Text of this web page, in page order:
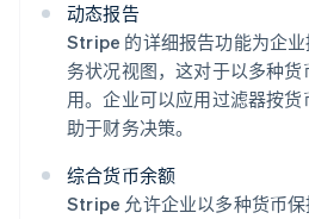
动态报告
Stripe 的详细报告功能为企
务状况视图，这对于以多种
用。企业可以应用过滤器按
助于财务决策。
综合货币余额
Stripe 允许企业以多种货币